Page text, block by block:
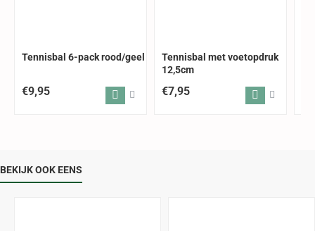
Tennisbal 6-pack rood/geel
€9,95
Tennisbal met voetopdruk
12,5cm
€7,95
BEKIJK OOK EENS